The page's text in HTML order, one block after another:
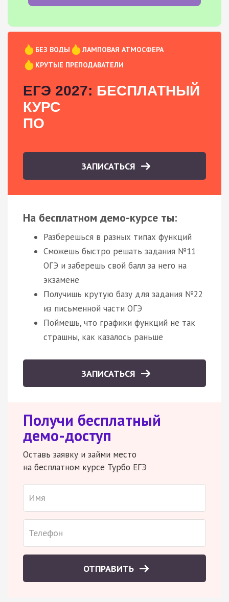
БЕЗ ВОДЫ
ЛАМПОВАЯ АТМОСФЕРА
КРУТЫЕ ПРЕПОДАВАТЕЛИ
ЕГЭ 2027: БЕСПЛАТНЫЙ
КУРС
ПО
ЗАПИСАТЬСЯ
На бесплатном демо-курсе ты:
Разберешься в разных типах функций
Сможешь быстро решать задания №11
ОГЭ и заберешь свой балл за него на
экзамене
Получишь крутую базу для задания №22
из письменной части ОГЭ
Поймешь, что графики функций не так
страшны, как казалось раньше
ЗАПИСАТЬСЯ
Получи бесплатный
демо-доступ
Оставь заявку и займи место
на бесплатном курсе Турбо ЕГЭ
ОТПРАВИТЬ